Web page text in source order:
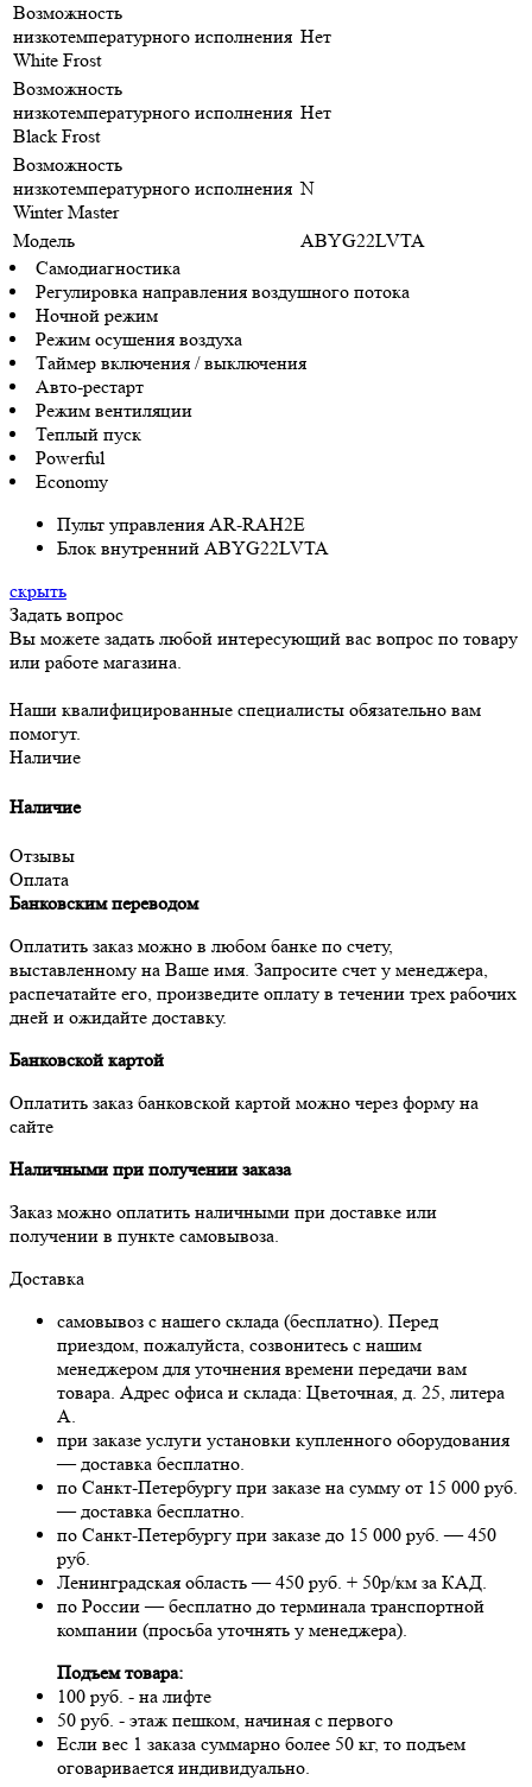
Возможность
низкотемпературного исполнения
White Frost
Нет
Возможность
низкотемпературного исполнения
Black Frost
Нет
Возможность
низкотемпературного исполнения
Winter Master
N
Модель
ABYG22LVTA
Самодиагностика
Регулировка направления воздушного потока
Ночной режим
Режим осушения воздуха
Таймер включения / выключения
Авто-рестарт
Режим вентиляции
Теплый пуск
Powerful
Economy
Пульт управления AR-RAH2E
Блок внутренний ABYG22LVTA
скрыть
Задать вопрос
Вы можете задать любой интересующий вас вопрос по товару
или работе магазина.
Наши квалифицированные специалисты обязательно вам
помогут.
Наличие
Наличие
Отзывы
Оплата
Банковским переводом
Оплатить заказ можно в любом банке по счету,
выставленному на Ваше имя. Запросите счет у менеджера,
распечатайте его, произведите оплату в течении трех рабочих
дней и ожидайте доставку.
Банковской картой
Оплатить заказ банковской картой можно через форму на
сайте
Наличными при получении заказа
Заказ можно оплатить наличными при доставке или
получении в пункте самовывоза.
Доставка
самовывоз с нашего склада (бесплатно). Перед
приездом, пожалуйста, созвонитесь с нашим
менеджером для уточнения времени передачи вам
товара. Адрес офиса и склада: Цветочная, д. 25, литера
А.
при заказе услуги установки купленного оборудования
— доставка бесплатно.
по Санкт-Петербургу при заказе на сумму от 15 000 руб.
— доставка бесплатно.
по Санкт-Петербургу при заказе до 15 000 руб. — 450
руб.
Ленинградская область — 450 руб. + 50р/км за КАД.
по России — бесплатно до терминала транспортной
компании (просьба уточнять у менеджера).
Подъем товара:
100 руб. - на лифте
50 руб. - этаж пешком, начиная с первого
Если вес 1 заказа суммарно более 50 кг, то подъем
оговаривается индивидуально.